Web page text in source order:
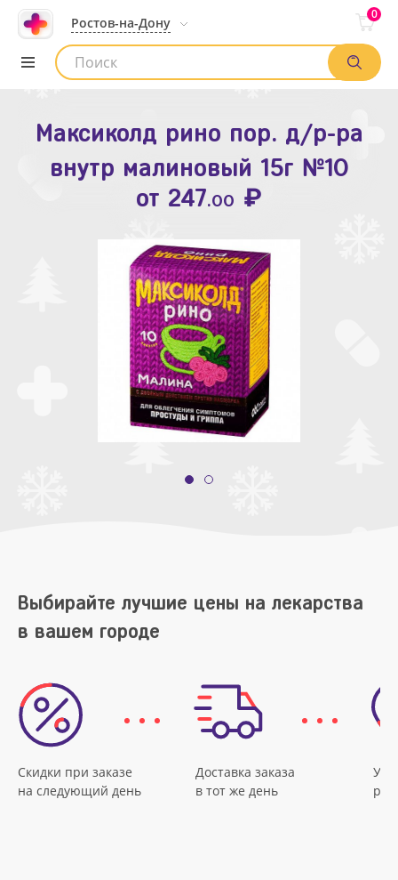
Ростов-на-Дону
0
Список аптек
Максиколд рино пор. д/р-ра
внутр малиновый 15г №10
от 247.00 ₽
Зодак таб. п.п.о. 10мг №10
от109.80 ₽
Выбирайте лучшие цены на лекарства
в вашем городе
Скидки при заказе
на следующий день
Доставка заказа
в тот же день